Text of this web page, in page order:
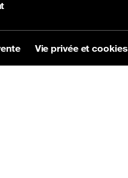
Vie privée et cookies